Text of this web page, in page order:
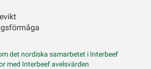
det nordiska samarbetet i Interbeef
med Interbeef avelsvärden